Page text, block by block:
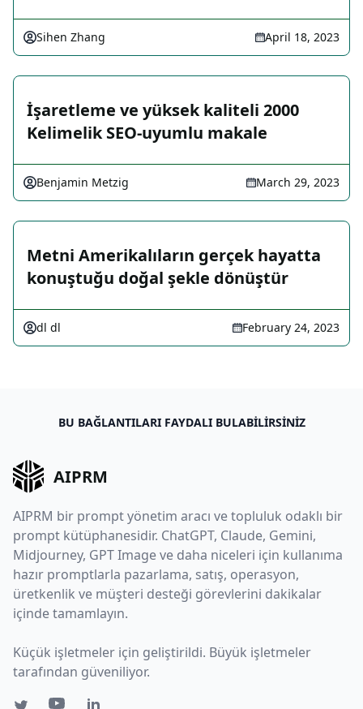
Sihen Zhang April 18, 2023
İşaretleme ve yüksek kaliteli 2000
Kelimelik SEO-uyumlu makale
Benjamin Metzig March 29, 2023
Metni Amerikalıların gerçek hayatta
konuştuğu doğal şekle dönüştür
dl dl February 24, 2023
BU BAĞLANTILARI FAYDALI BULABILIRSINIZ
AIPRM
AIPRM bir prompt yönetim aracı ve topluluk odaklı bir
prompt kütüphanesidir. ChatGPT, Claude, Gemini,
Midjourney, GPT Image ve daha niceleri için kullanıma
hazır promptlarla pazarlama, satış, operasyon,
üretkenlik ve müşteri desteği görevlerini dakikalar
içinde tamamlayın.
Küçük işletmeler için geliştirildi. Büyük işletmeler
tarafından güveniliyor.